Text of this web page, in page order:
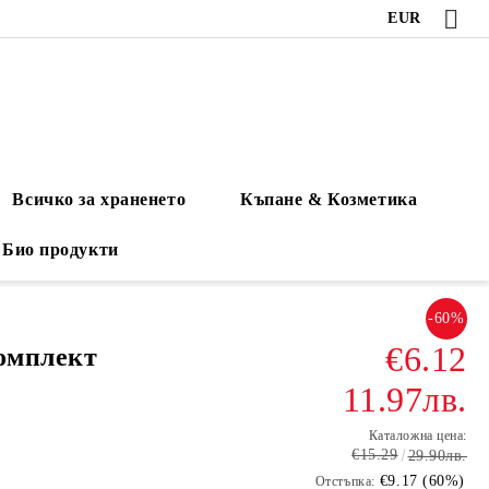
EUR
Всичко за храненето Къпане & Козметика
Био продукти
-60%
€6.12
11.97лв.
Каталожна цена:
€15.29 29.90лв.
Отстъпка: €9.17 (60%)